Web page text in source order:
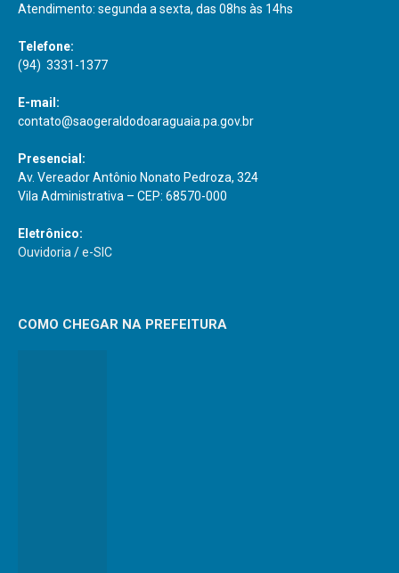
Atendimento: segunda a sexta, das 08hs às 14hs
Telefone:
(94) 3331-1377
E-mail:
contato@saogeraldodoaraguaia.pa.gov.br
Presencial:
Av. Vereador Antônio Nonato Pedroza, 324
Vila Administrativa – CEP: 68570-000
Eletrônico:
Ouvidoria /e-SIC
COMO CHEGAR NA PREFEITURA